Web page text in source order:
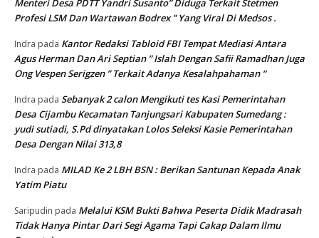
Menteri Desa PDTT Yandri Susanto” Diduga Terkait Stetmen
Profesi LSM Dan Wartawan Bodrex ” Yang Viral Di Medsos .
Indra pada Kantor Redaksi Tabloid FBI Tempat Mediasi Antara
Agus Herman Dan Ari Septian ” Islah Dengan Safii Ramadhan Juga
Ong Vespen Serigzen ” Terkait Adanya Kesalahpahaman “
Indra pada Sebanyak 2 calon Mengikuti tes Kasi Pemerintahan
Desa Cijambu Kecamatan Tanjungsari Kabupaten Sumedang :
yudi sutiadi, S.Pd dinyatakan Lolos Seleksi Kasie Pemerintahan
Desa Dengan Nilai 313,8
Indra pada MILAD Ke 2 LBH BSN : Berikan Santunan Kepada Anak
Yatim Piatu
Saripudin pada Melalui KSM Bukti Bahwa Peserta Didik Madrasah
Tidak Hanya Pintar Dari Segi Agama Tapi Cakap Dalam Ilmu